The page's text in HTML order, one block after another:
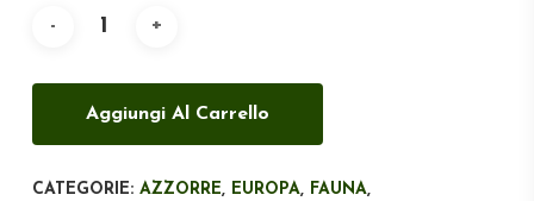
€3,50.
Aggiungi Al Carrello
CATEGORIE: AZZORRE, EUROPA, FAUNA,